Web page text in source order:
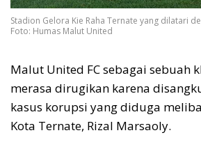
Stadion Gelora Kie Raha Ternate yang dilatari
Foto: Humas Malut United
Malut United FC sebagai sebuah
merasa dirugikan karena
kasus korupsi yang diduga
Kota Ternate, Rizal Marsaoly.